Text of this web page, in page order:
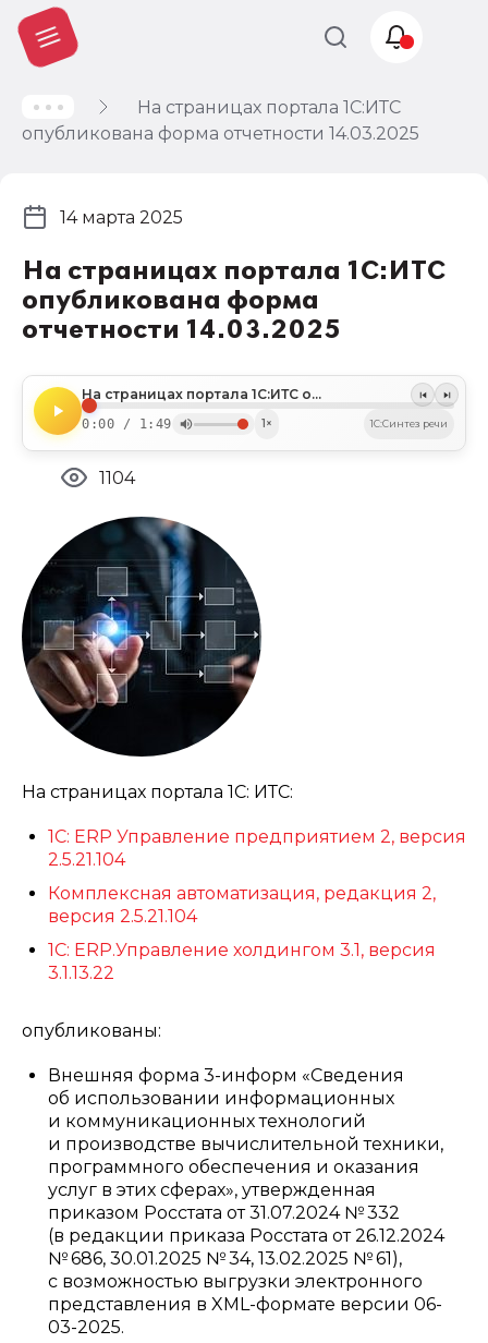
На страницах портала 1С:ИТС
опубликована форма отчетности 14.03.2025
На страницах портала 1С:ИТС
опубликована форма
отчетности 14.03.2025
На страницах портала 1С:ИТС опубликована форма отчетности 14.03.2025
0:00 / 1:49 1× 1C:Синтез речи
14 марта 2025
1104
На страницах портала 1С: ИТС:
1С: ERP Управление предприятием 2, версия
2.5.21.104
Комплексная автоматизация, редакция 2,
версия 2.5.21.104
1С: ERP.Управление холдингом 3.1, версия
3.1.13.22
опубликованы:
Внешняя форма 3-информ «Сведения
об использовании информационных
и коммуникационных технологий
и производстве вычислительной техники,
программного обеспечения и оказания
услуг в этих сферах», утвержденная
приказом Росстата от 31.07.2024 № 332
(в редакции приказа Росстата от 26.12.2024
№ 686, 30.01.2025 № 34, 13.02.2025 № 61),
с возможностью выгрузки электронного
представления в XML-формате версии 06-
03-2025.
Учет и
налогообложение